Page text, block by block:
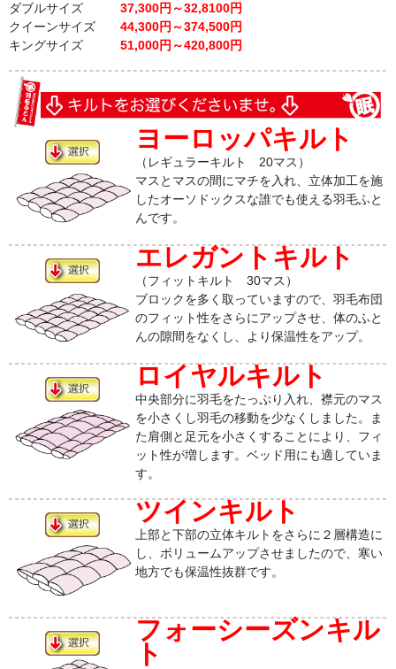
ダブルサイズ
37,300円～32,8100円
クイーンサイズ
44,300円～374,500円
キングサイズ
51,000円～420,800円
ヨーロッパキルト
（レギュラーキルト 20マス）
マスとマスの間にマチを入れ、立体加工を施
したオーソドックスな誰でも使える羽毛ふと
んです。
エレガントキルト
（フィットキルト 30マス）
ブロックを多く取っていますので、羽毛布団
のフィット性をさらにアップさせ、体のふと
んの隙間をなくし、より保温性をアップ。
ロイヤルキルト
中央部分に羽毛をたっぷり入れ、襟元のマス
を小さくし羽毛の移動を少なくしました。ま
た肩側と足元を小さくすることにより、フィ
ット性が増します。ベッド用にも適していま
す。
ツインキルト
上部と下部の立体キルトをさらに２層構造に
し、ボリュームアップさせましたので、寒い
地方でも保温性抜群です。
フォーシーズンキル
ト